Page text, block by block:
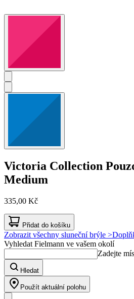
Victoria Collection
Medium
335,00 Kč
Přidat do košíku
Zobrazit všechny sluneční brýle >
Vyhledat Fielmann ve vašem okolí
Zadejte
Hledat
Použít aktuální polohu